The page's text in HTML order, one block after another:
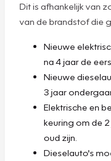
Dit is afhankelijk van
van de brandstof die
Nieuwe
na 4 jaar de
Nieuwe
3 jaar
Elektrische en
keuring om de
oud zijn.
Dieselauto's